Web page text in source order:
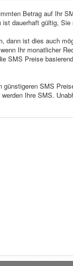
Betrag auf Ihr
dauerhaft gültig, Sie
dann ist dies auch
Ihr monatlicher
SMS Preise
SMS
Ihre SMS.